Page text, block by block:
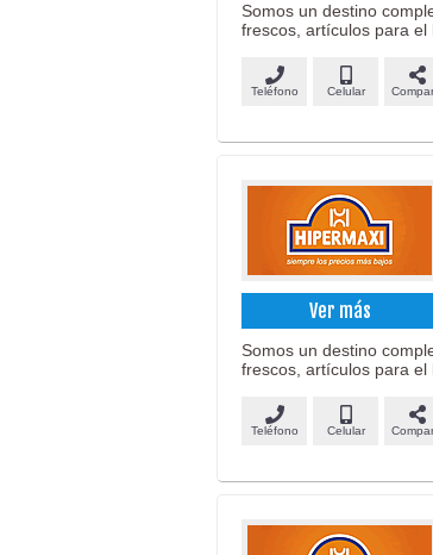
Somos un destino
frescos, artículos para el
Teléfono Celular
Ver más
Somos un destino
frescos, artículos para el
Teléfono Celular